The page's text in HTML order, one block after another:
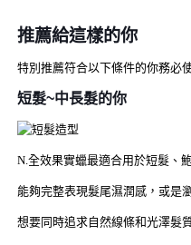
推薦給這樣的你
特別推薦符合以下條件的你務必
短髮~中長髮的你
N.全效果實蠟最適合用於短髮、
能夠完整表現髮尾濕潤感，或是
想要同時追求自然線條和光澤髮